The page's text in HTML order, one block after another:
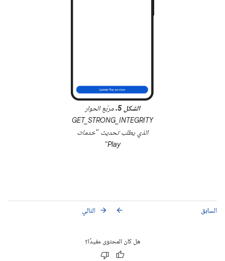
الشكل 5.
مربّع الحوار
GET_STRONG_INTEGRITY
الذي يطلب تحديث "خدمات
Play"
السابق arrow_back التالي arrow_forward
هل كان المحتوى مفيدًا؟